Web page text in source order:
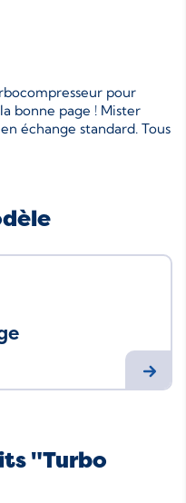
pour
bonne page ! Mister
échange standard. Tous
"Turbo